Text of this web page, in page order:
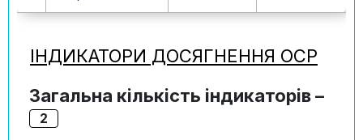
ІНДИКАТОРИ ДОСЯГНЕННЯ ОСР
Загальна кількість індикаторів –
2